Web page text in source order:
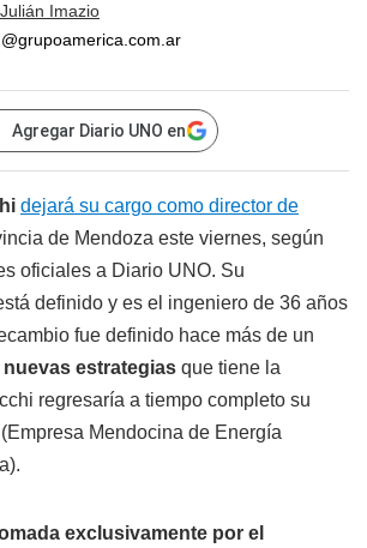
Julián Imazio
Agregar Diario UNO en
dejará su cargo como director de
de Mendoza este viernes, según
oficiales a Diario UNO. Su
definido y es el ingeniero de 36 años
fue definido hace más de un
nuevas estrategias que tiene la
regresaría a tiempo completo su
(Empresa Mendocina de Energía
exclusivamente por el